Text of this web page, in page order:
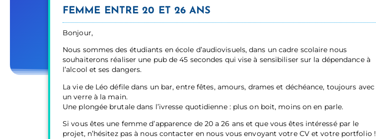
FEMME ENTRE 20 ET 26 ANS
Bonjour,
Nous sommes des étudiants en école d’audiovisuels, dans un cadre scolaire nous
souhaiterons réaliser une pub de 45 secondes qui vise à sensibiliser sur la dépendance à
l’alcool et ses dangers.
La vie de Léo défile dans un bar, entre fêtes, amours, drames et déchéance, toujours avec
un verre à la main.
Une plongée brutale dans l’ivresse quotidienne : plus on boit, moins on en parle.
Si vous êtes une femme d’apparence de 20 a 26 ans et que vous êtes intéressé par le
projet, n’hésitez pas à nous contacter en nous vous envoyant votre CV et votre portfolio !